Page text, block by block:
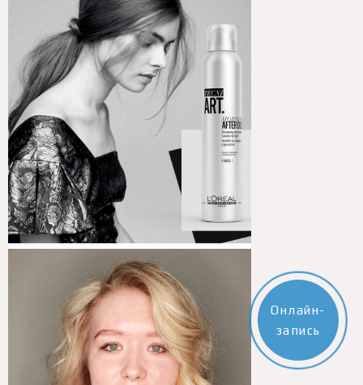
Онлайн-
запись